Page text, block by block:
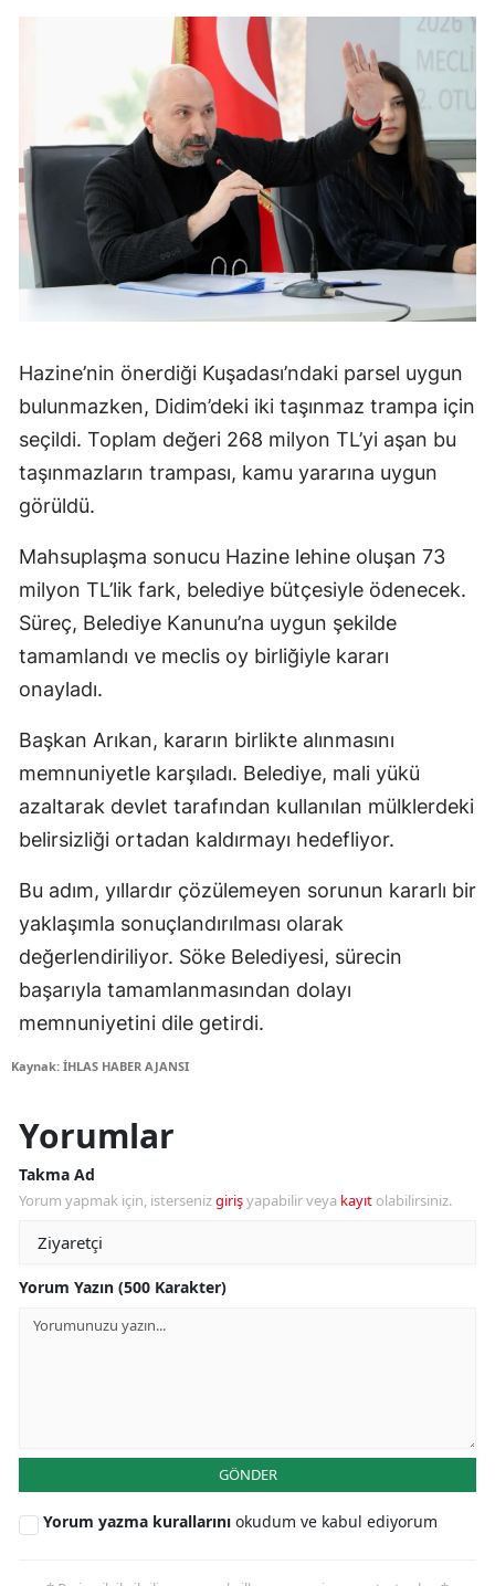
Hazine’nin önerdiği Kuşadası’ndaki parsel uygun
bulunmazken, Didim’deki iki taşınmaz trampa için
seçildi. Toplam değeri 268 milyon TL’yi aşan bu
taşınmazların trampası, kamu yararına uygun
görüldü.
Mahsuplaşma sonucu Hazine lehine oluşan 73
milyon TL’lik fark, belediye bütçesiyle ödenecek.
Süreç, Belediye Kanunu’na uygun şekilde
tamamlandı ve meclis oy birliğiyle kararı
onayladı.
Başkan Arıkan, kararın birlikte alınmasını
memnuniyetle karşıladı. Belediye, mali yükü
azaltarak devlet tarafından kullanılan mülklerdeki
belirsizliği ortadan kaldırmayı hedefliyor.
Bu adım, yıllardır çözülemeyen sorunun kararlı bir
yaklaşımla sonuçlandırılması olarak
değerlendiriliyor. Söke Belediyesi, sürecin
başarıyla tamamlanmasından dolayı
memnuniyetini dile getirdi.
Kaynak: İHLAS HABER AJANSI
Yorumlar
Takma Ad
Yorum yapmak için, istersenizgirişyapabilir veya kayıt olabilirsiniz.
Yorum Yazın (500 Karakter)
GÖNDER
Yorum yazma kurallarını okudum ve kabul ediyorum